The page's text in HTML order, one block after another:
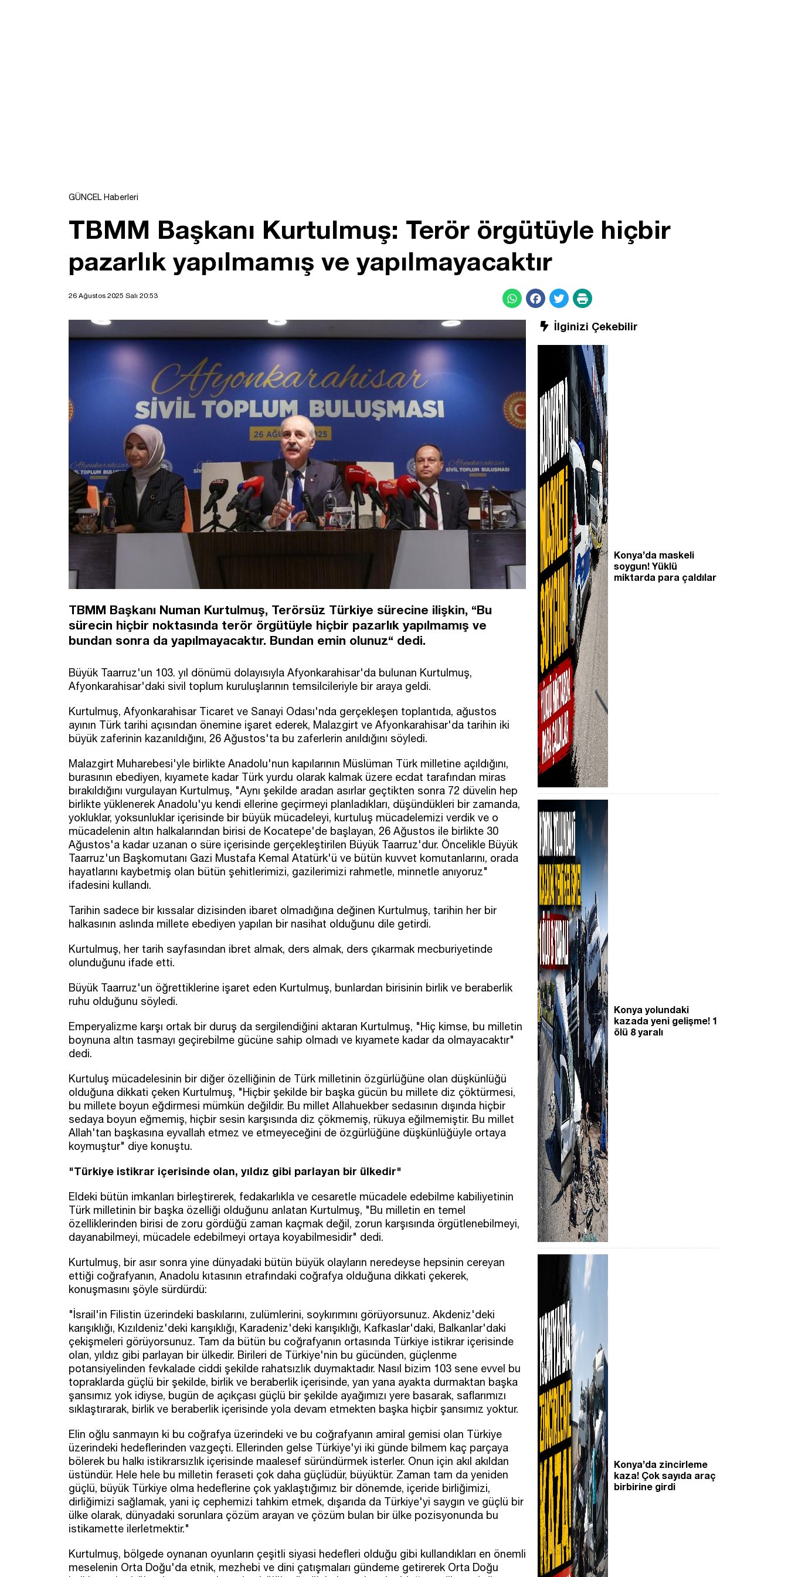
GÜNCEL Haberleri
TBMM Başkanı Kurtulmuş: Terör örgütüyle hiçbir
pazarlık yapılmamış ve yapılmayacaktır
26 Ağustos 2025 Salı 20:53
TBMM Başkanı Numan Kurtulmuş, Terörsüz Türkiye sürecine ilişkin, “Bu
sürecin hiçbir noktasında terör örgütüyle hiçbir pazarlık yapılmamış ve
bundan sonra da yapılmayacaktır. Bundan emin olunuz“ dedi.
Büyük Taarruz'un 103. yıl dönümü dolayısıyla Afyonkarahisar'da bulunan Kurtulmuş,
Afyonkarahisar'daki sivil toplum kuruluşlarının temsilcileriyle bir araya geldi.
Kurtulmuş, Afyonkarahisar Ticaret ve Sanayi Odası'nda gerçekleşen toplantıda, ağustos
ayının Türk tarihi açısından önemine işaret ederek, Malazgirt ve Afyonkarahisar'da tarihin iki
büyük zaferinin kazanıldığını, 26 Ağustos'ta bu zaferlerin anıldığını söyledi.
Malazgirt Muharebesi'yle birlikte Anadolu'nun kapılarının Müslüman Türk milletine açıldığını,
burasının ebediyen, kıyamete kadar Türk yurdu olarak kalmak üzere ecdat tarafından miras
bırakıldığını vurgulayan Kurtulmuş, "Aynı şekilde aradan asırlar geçtikten sonra 72 düvelin hep
birlikte yüklenerek Anadolu'yu kendi ellerine geçirmeyi planladıkları, düşündükleri bir zamanda,
yokluklar, yoksunluklar içerisinde bir büyük mücadeleyi, kurtuluş mücadelemizi verdik ve o
mücadelenin altın halkalarından birisi de Kocatepe'de başlayan, 26 Ağustos ile birlikte 30
Ağustos'a kadar uzanan o süre içerisinde gerçekleştirilen Büyük Taarruz'dur. Öncelikle Büyük
Taarruz'un Başkomutanı Gazi Mustafa Kemal Atatürk'ü ve bütün kuvvet komutanlarını, orada
hayatlarını kaybetmiş olan bütün şehitlerimizi, gazilerimizi rahmetle, minnetle anıyoruz"
ifadesini kullandı.
Tarihin sadece bir kıssalar dizisinden ibaret olmadığına değinen Kurtulmuş, tarihin her bir
halkasının aslında millete ebediyen yapılan bir nasihat olduğunu dile getirdi.
Kurtulmuş, her tarih sayfasından ibret almak, ders almak, ders çıkarmak mecburiyetinde
olunduğunu ifade etti.
Büyük Taarruz'un öğrettiklerine işaret eden Kurtulmuş, bunlardan birisinin birlik ve beraberlik
ruhu olduğunu söyledi.
Emperyalizme karşı ortak bir duruş da sergilendiğini aktaran Kurtulmuş, "Hiç kimse, bu milletin
boynuna altın tasmayı geçirebilme gücüne sahip olmadı ve kıyamete kadar da olmayacaktır"
dedi.
Kurtuluş mücadelesinin bir diğer özelliğinin de Türk milletinin özgürlüğüne olan düşkünlüğü
olduğuna dikkati çeken Kurtulmuş, "Hiçbir şekilde bir başka gücün bu millete diz çöktürmesi,
bu millete boyun eğdirmesi mümkün değildir. Bu millet Allahuekber sedasının dışında hiçbir
sedaya boyun eğmemiş, hiçbir sesin karşısında diz çökmemiş, rükuya eğilmemiştir. Bu millet
Allah'tan başkasına eyvallah etmez ve etmeyeceğini de özgürlüğüne düşkünlüğüyle ortaya
koymuştur" diye konuştu.
"Türkiye istikrar içerisinde olan, yıldız gibi parlayan bir ülkedir"
Eldeki bütün imkanları birleştirerek, fedakarlıkla ve cesaretle mücadele edebilme kabiliyetinin
Türk milletinin bir başka özelliği olduğunu anlatan Kurtulmuş, "Bu milletin en temel
özelliklerinden birisi de zoru gördüğü zaman kaçmak değil, zorun karşısında örgütlenebilmeyi,
dayanabilmeyi, mücadele edebilmeyi ortaya koyabilmesidir" dedi.
Kurtulmuş, bir asır sonra yine dünyadaki bütün büyük olayların neredeyse hepsinin cereyan
ettiği coğrafyanın, Anadolu kıtasının etrafındaki coğrafya olduğuna dikkati çekerek,
konuşmasını şöyle sürdürdü:
"İsrail'in Filistin üzerindeki baskılarını, zulümlerini, soykırımını görüyorsunuz. Akdeniz'deki
karışıklığı, Kızıldeniz'deki karışıklığı, Karadeniz'deki karışıklığı, Kafkaslar'daki, Balkanlar'daki
çekişmeleri görüyorsunuz. Tam da bütün bu coğrafyanın ortasında Türkiye istikrar içerisinde
olan, yıldız gibi parlayan bir ülkedir. Birileri de Türkiye'nin bu gücünden, güçlenme
potansiyelinden fevkalade ciddi şekilde rahatsızlık duymaktadır. Nasıl bizim 103 sene evvel bu
topraklarda güçlü bir şekilde, birlik ve beraberlik içerisinde, yan yana ayakta durmaktan başka
şansımız yok idiyse, bugün de açıkçası güçlü bir şekilde ayağımızı yere basarak, saflarımızı
sıklaştırarak, birlik ve beraberlik içerisinde yola devam etmekten başka hiçbir şansımız yoktur.
Elin oğlu sanmayın ki bu coğrafya üzerindeki ve bu coğrafyanın amiral gemisi olan Türkiye
üzerindeki hedeflerinden vazgeçti. Ellerinden gelse Türkiye'yi iki günde bilmem kaç parçaya
bölerek bu halkı istikrarsızlık içerisinde maalesef süründürmek isterler. Onun için akıl akıldan
üstündür. Hele hele bu milletin feraseti çok daha güçlüdür, büyüktür. Zaman tam da yeniden
güçlü, büyük Türkiye olma hedeflerine çok yaklaştığımız bir dönemde, içeride birliğimizi,
dirliğimizi sağlamak, yani iç cephemizi tahkim etmek, dışarıda da Türkiye'yi saygın ve güçlü bir
ülke olarak, dünyadaki sorunlara çözüm arayan ve çözüm bulan bir ülke pozisyonunda bu
istikamette ilerletmektir."
Kurtulmuş, bölgede oynanan oyunların çeşitli siyasi hedefleri olduğu gibi kullandıkları en önemli
meselenin Orta Doğu'da etnik, mezhebi ve dini çatışmaları gündeme getirerek Orta Doğu
İlginizi Çekebilir
Konya’da maskeli
soygun! Yüklü
miktarda para çaldılar
Konya yolundaki
kazada yeni gelişme! 1
ölü 8 yaralı
Konya’da zincirleme
kaza! Çok sayıda araç
birbirine girdi